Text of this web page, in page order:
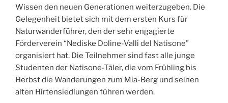
Wissen den neuen Generationen weiterzugeben. Die
Gelegenheit bietet sich mit dem ersten Kurs für
Naturwanderführer, den der sehr engagierte
Förderverein “Nediske Doline-Valli del Natisone”
organisiert hat. Die Teilnehmer sind fast alle junge
Studenten der Natisone-Täler, die vom Frühling bis
Herbst die Wanderungen zum Mia-Berg und seinen
alten Hirtensiedlungen führen werden.